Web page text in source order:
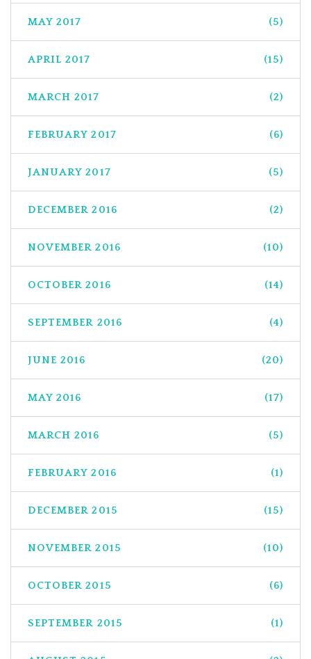
MAY 2017 (5)
APRIL 2017 (15)
MARCH 2017 (2)
FEBRUARY 2017 (6)
JANUARY 2017 (5)
DECEMBER 2016 (2)
NOVEMBER 2016 (10)
OCTOBER 2016 (14)
SEPTEMBER 2016 (4)
JUNE 2016 (20)
MAY 2016 (17)
MARCH 2016 (5)
FEBRUARY 2016 (1)
DECEMBER 2015 (15)
NOVEMBER 2015 (10)
OCTOBER 2015 (6)
SEPTEMBER 2015 (1)